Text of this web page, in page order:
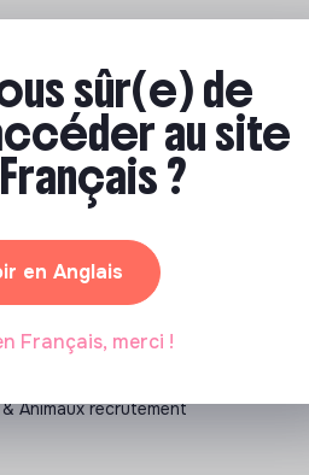
Animaux recrutement
sûr(e) de
au site
?
en Anglais
Français, merci !